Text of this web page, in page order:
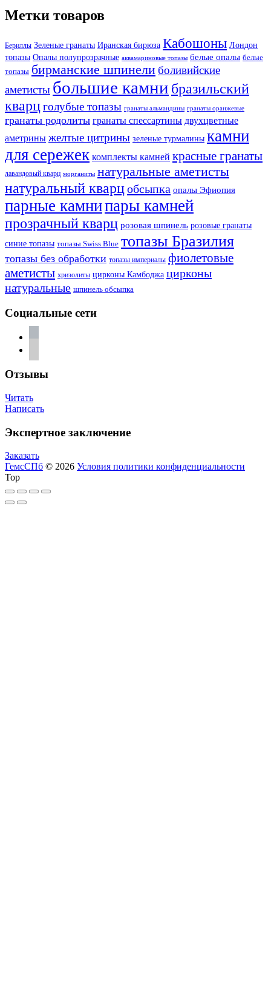
Метки товаров
Бериллы Зеленые гранаты Иранская бирюза Кабошоны Лондон
топазы Опалы полупрозрачные аквамариновые топазы белые опалы белые
топазы бирманские шпинелиболивийские
аметисты большие камни бразильский
кварцголубые топазы гранаты альмандины гранаты оранжевые
гранаты родолиты гранаты спессартины двухцветные
аметрины желтые цитрины зеленые турмалины камни
для сережек комплекты камней красные гранаты
лавандовый кварц морганиты натуральные аметисты
натуральный кварцобсыпка опалы Эфиопия
парные камнипары камней
прозрачный кварц розовая шпинель розовые гранаты
синие топазы топазы Swiss Blue топазы Бразилия
топазы без обработки топазы империалы фиолетовые
аметисты хризолиты цирконы Камбоджа цирконы
натуральные шпинель обсыпка
Социальные сети
Отзывы
Читать
Написать
Экспертное заключение
Заказать
ГемсСПб © 2026 Условия политики конфиденциальности
Top